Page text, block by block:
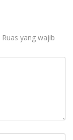
Ruas yang wajib